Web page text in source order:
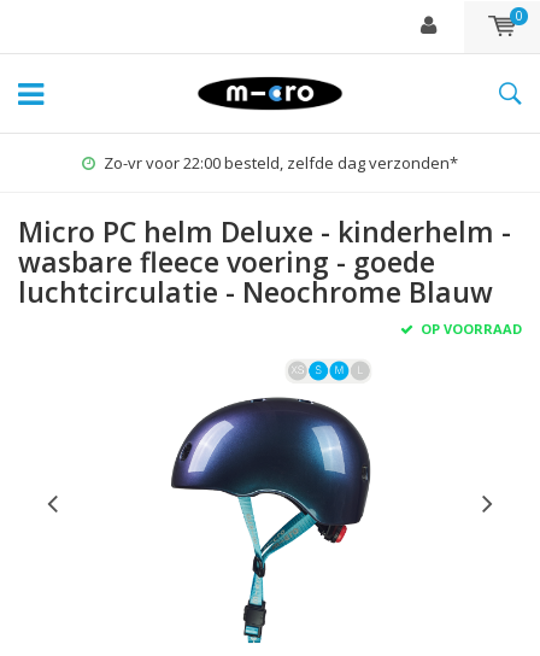
0
Zo-vr voor 22:00 besteld, zelfde dag verzonden*
Micro PC helm Deluxe - kinderhelm -
wasbare fleece voering - goede
luchtcirculatie - Neochrome Blauw
OP VOORRAAD